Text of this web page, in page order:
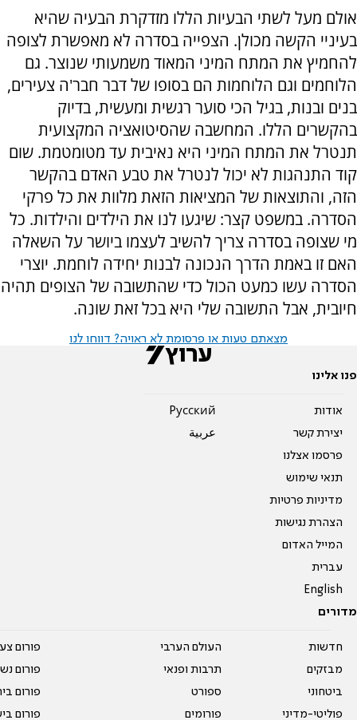
אולם מעל לשתי הבעיות הללו מזדקרת הבעיה שהיא
בעיניי הקשה מכולן. הצפייה בסדרה לא מאפשרת לצופה
להחמיץ את המתח המיני המאוד משמעותי שנוצר. גם
הלוחמים וגם הלוחמות הם בסופו של דבר חבר'ה צעירים,
בנים ובנות, בגיל הכי סוער רגשית ומעשית, בדיוק
בהקשרים הללו. המחשבה שהסיטואציה המקצועית
תנטרל את המתח המיני היא נאיבית עד מטומטמת. שום
קוד התנהגות לא יכול לנטרל את טבע האדם בהקשר
הזה, והתוצאות של המציאות הזאת מלוות את כל פרקי
הסדרה. במשפט קצר: שיגעו לנו את הילדים והילדות. כל
מי שצופה בסדרה צריך להשיב לעצמו ביושר על השאלה
האם זו באמת הדרך הנכונה לבנות יחידה לוחמת. יוצרי
הסדרה עשו כמעט הכול כדי שהתשובה של הצופים תהיה
חיובית, אבל התשובה שלי היא בכל זאת שונה.
מצאתם טעות או פרסומת לא ראויה? דווחו לנו
פנו אלינו
אודות
יצירת קשר
פרסמו אצלנו
תנאי שימוש
מדיניות פרטיות
הצהרת נגישות
המייל האדום
עברית
English
Pусский
عربية
מדורים
חדשות
מבזקים
ביטחוני
פוליטי-מדיני
העולם הערבי
תרבות ופנאי
ספורט
פורומים
פורום
פורום
פורום
פורום